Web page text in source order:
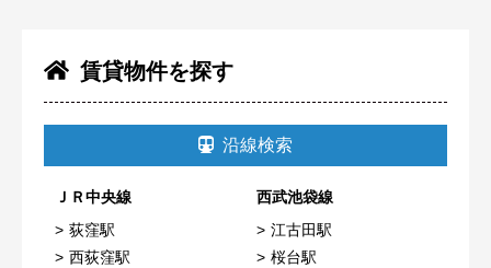
賃貸物件を探す
沿線検索
ＪＲ中央線
荻窪駅
西荻窪駅
西武池袋線
江古田駅
桜台駅